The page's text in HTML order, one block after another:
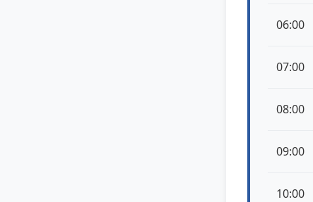
06:00
07:00
08:00
09:00
10:00